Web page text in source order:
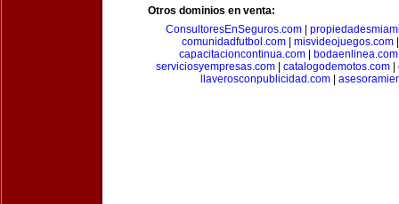
Otros dominios en venta:
ConsultoresEnSeguros.com
comunidadfutbol.com| misvideojuegos.com
capacitacioncontinua.com
bodaenlinea.com
serviciosyempresas.com
catalogodemotos.com
llaverosconpublicidad.com|